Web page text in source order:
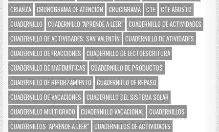
CRIANZA CRONOGRAMA DE ATENCIÓN CRUCIGRAMA CTE CTE AGOSTO
CUADERNILLO
CUADERNILLO "APRENDE A LEER" CUADERNILLO DE ACTIVIDADES
CUADERNILLO DE ACTIVIDADES: SAN VALENTÍN
CUADERNILLO DE ATIVIDADES
CUADERNILLO DE FRACCIONES
CUADERNILLO DE LECTOESCRITURA
CUADERNILLO DE MATEMÁTICAS
CUADERNILLO DE PRODUCTOS
CUADERNILLO DE REFORZAMIENTO
CUADERNILLO DE REPASO
CUADERNILLO DE VACACIONES
CUADERNILLO DEL SISTEMA SOLAR
CUADERNILLO MULTIGRADO
CUADERNILLO VACACIONAL
CUADERNILLOS
CUADERNILLOS "APRENDE A LEER" CUADERNILLOS DE ACTIVIDADES